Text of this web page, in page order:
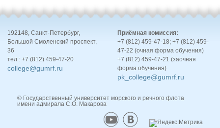
192148, Санкт-Петербург,
Большой Смоленский проспект,
36
тел.: +7 (812) 459-47-20
college@gumrf.ru
Приёмная комиссия:
+7 (812) 459-47-18; +7 (812) 459-
47-22 (очная форма обучения)
+7 (812) 459-47-21 (заочная
форма обучения)
pk_college@gumrf.ru
© Государственный университет морского и речного флота
имени адмирала С.О. Макарова